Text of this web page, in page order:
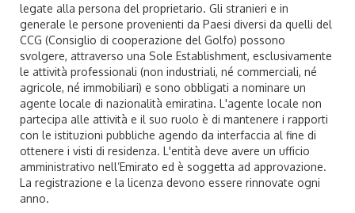
legate alla persona del proprietario. Gli stranieri e in
generale le persone provenienti da Paesi diversi da quelli del
CCG (Consiglio di cooperazione del Golfo) possono
svolgere, attraverso una Sole Establishment, esclusivamente
le attività professionali (non industriali, né commerciali, né
agricole, né immobiliari) e sono obbligati a nominare un
agente locale di nazionalità emiratina. L'agente locale non
partecipa alle attività e il suo ruolo è di mantenere i rapporti
con le istituzioni pubbliche agendo da interfaccia al fine di
ottenere i visti di residenza. L'entità deve avere un ufficio
amministrativo nell’Emirato ed è soggetta ad approvazione.
La registrazione e la licenza devono essere rinnovate ogni
anno.